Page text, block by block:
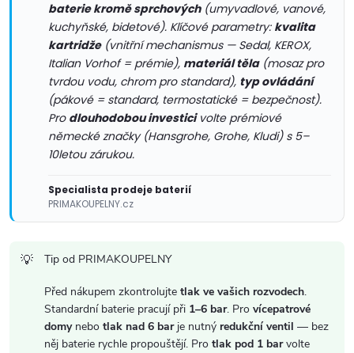
baterie kromě sprchových(umyvadlové, vanové,
kuchyňské, bidetové). Klíčové parametry: kvalita
kartridže(vnitřní mechanismus — Sedal, KEROX,
Italian Vorhof = prémie), materiál těla(mosaz pro
tvrdou vodu, chrom pro standard), typ ovládání
(pákové = standard, termostatické = bezpečnost).
Pro dlouhodobou investicivolte prémiové
německé značky (Hansgrohe, Grohe, Kludi) s 5–
10letou zárukou.
Specialista prodeje baterií
PRIMAKOUPELNY.cz
Tip od PRIMAKOUPELNY
Před nákupem zkontrolujte tlak ve vašich rozvodech.
Standardní baterie pracují při 1–6 bar. Pro vícepatrové
domynebo tlak nad 6 barje nutný redukční ventil — bez
něj baterie rychle propouštějí. Pro tlak pod 1 barvolte